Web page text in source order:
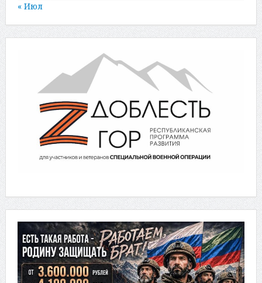
« Июл